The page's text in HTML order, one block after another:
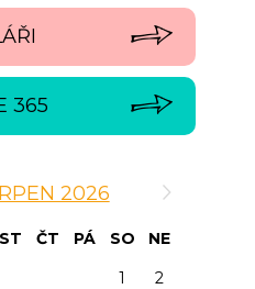
365
2026
ST ČT PÁ SO
NE
1
2